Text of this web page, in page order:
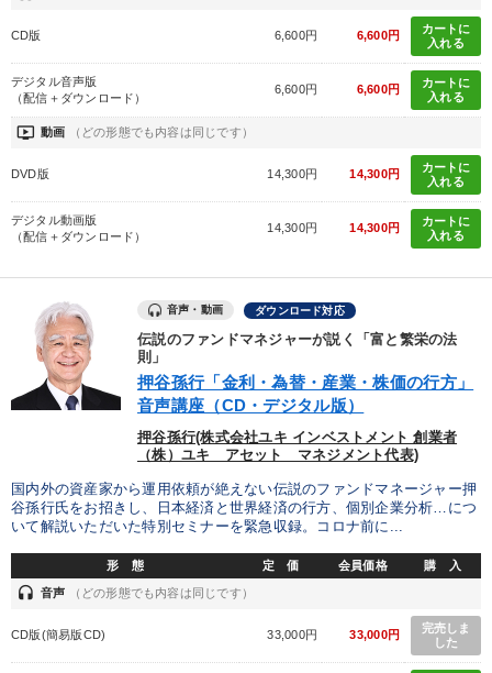
CD版 6,600円 6,600円
カートに
入れる
デジタル音声版
（配信＋ダウンロード）
6,600円 6,600円
カートに
入れる
ondemand_video 動画 （どの形態でも内容は同じです）
DVD版 14,300円 14,300円
カートに
入れる
デジタル動画版
（配信＋ダウンロード）
14,300円 14,300円
カートに
入れる
音声・動画 ダウンロード対応
伝説のファンドマネジャーが説く「富と繁栄の法
則」
押谷孫行「金利・為替・産業・株価の行方」
音声講座（CD・デジタル版）
押谷孫行(株式会社ユキ インベストメント 創業者
（株）ユキ アセット マネジメント代表)
国内外の資産家から運用依頼が絶えない伝説のファンドマネージャー押
谷孫行氏をお招きし、日本経済と世界経済の行方、個別企業分析…につ
いて解説いただいた特別セミナーを緊急収録。コロナ前に...
形 態 定 価 会員価格 購 入
headset 音声 （どの形態でも内容は同じです）
CD版(簡易版CD) 33,000円 33,000円
完売しま
した